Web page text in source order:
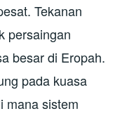
Tekanan
persaingan
besar di Eropah.
pada kuasa
mana sistem